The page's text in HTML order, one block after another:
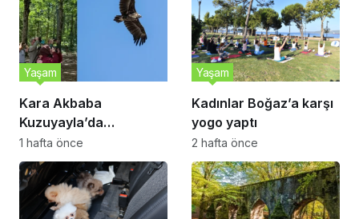
Kara Akbaba
Kuzuyayla’da
görüntülendi
Yaşam
1 hafta önce
Kadınlar Boğaz’a karşı
yogo yaptı
Yaşam
2 hafta önce